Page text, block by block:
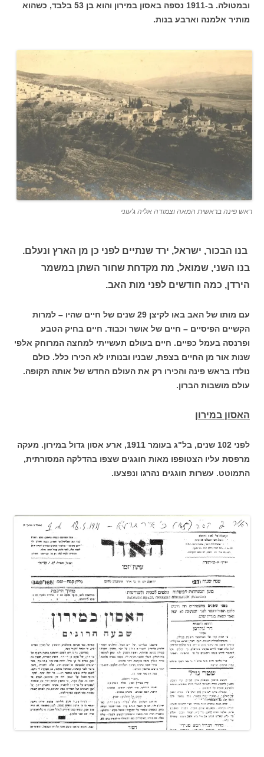
ובמטולה. ב-1911 נספה באסון במירון והוא בן 53 בלבד, כשהוא
מותיר אלמנה וארבע בנות.
ראש פינה בראשית המאה וצמודה אליה ג'עוני
בנו הבכור, ישראל, ירד שנתיים לפני כן מן הארץ ונעלם.
בנו השני, שמואל, מת מקדחת שחור השתן במשמר
הירדן, כמה חודשים לפני מות האב.
עם מותו של האב באו לקיצן 29 שנים של חיים שהיו – למרות
הקשיים הפיסיים – חיים של אושר וכבוד. חיים בחיק הטבע
ופרנסה בעמל כפיים. חיים בעולם תעשייתי למחצה המרוחק אלפי
שנות אור מן החיים בצפת, שבניו ובנותיו לא הכירו כלל. כולם
נולדו בראש פינה והכירו רק את העולם החדש של אותה תקופה.
עולם מושבות הברון.
האסון במירון
לפני 102 שנים, בל"ג בעומר 1911, ארע אסון גדול במירון. מעקה
מרפסת עליו הצטופפו מאות חוגגים שצפו בהדלקה המסורתית,
התמוטט. עשרות חוגגים נהרגו ונפצעו.